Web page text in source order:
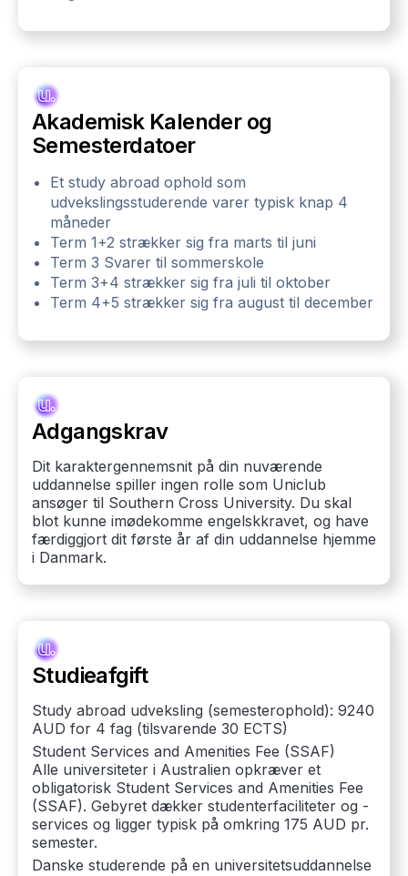
Akademisk Kalender og
Semesterdatoer
Et study abroad ophold som
udvekslingsstuderende varer typisk knap 4
måneder
Term 1+2 strækker sig fra marts til juni
Term 3 Svarer til sommerskole
Term 3+4 strækker sig fra juli til oktober
Term 4+5 strækker sig fra august til december
Adgangskrav
Dit karaktergennemsnit på din nuværende
uddannelse spiller ingen rolle som Uniclub
ansøger til Southern Cross University. Du skal
blot kunne imødekomme engelskkravet, og have
færdiggjort dit første år af din uddannelse hjemme
i Danmark.
Studieafgift
Study abroad udveksling (semesterophold): 9240
AUD for 4 fag (tilsvarende 30 ECTS)
Student Services and Amenities Fee (SSAF)
Alle universiteter i Australien opkræver et
obligatorisk Student Services and Amenities Fee
(SSAF). Gebyret dækker studenterfaciliteter og -
services og ligger typisk på omkring 175 AUD pr.
semester.
Danske studerende på en universitetsuddannelse